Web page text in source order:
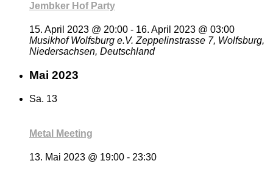
Jembker Hof Party
15. April 2023 @ 20:00 - 16. April 2023 @ 03:00
Musikhof Wolfsburg e.V.Zeppelinstrasse 7, Wolfsburg,
Niedersachsen, Deutschland
Mai 2023
Sa. 13
Metal Meeting
13. Mai 2023 @ 19:00 - 23:30